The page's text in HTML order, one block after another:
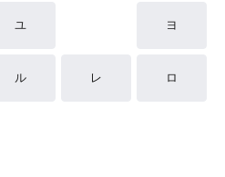
ユ ヨ
ル レ ロ